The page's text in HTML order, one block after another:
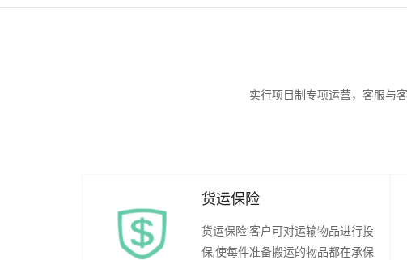
实行项目制专项运营，客服与
货运保险
货运保险:客户可对运输物品进行投
保,使每件准备搬运的物品都在承保